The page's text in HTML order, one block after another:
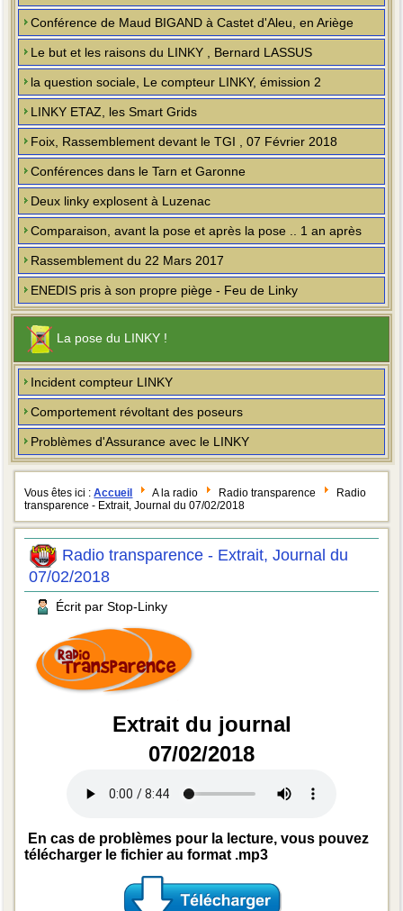
Conférence de Maud BIGAND à Castet d'Aleu, en Ariège
Le but et les raisons du LINKY , Bernard LASSUS
la question sociale, Le compteur LINKY, émission 2
LINKY ETAZ, les Smart Grids
Foix, Rassemblement devant le TGI , 07 Février 2018
Conférences dans le Tarn et Garonne
Deux linky explosent à Luzenac
Comparaison, avant la pose et après la pose .. 1 an après
Rassemblement du 22 Mars 2017
ENEDIS pris à son propre piège - Feu de Linky
La pose du LINKY !
Incident compteur LINKY
Comportement révoltant des poseurs
Problèmes d'Assurance avec le LINKY
Vous êtes ici :Accueil A la radio Radio transparence
Radio
transparence - Extrait, Journal du 07/02/2018
Radio transparence - Extrait, Journal du
07/02/2018
Écrit par Stop-Linky
Extrait du journal
07/02/2018
En cas de problèmes pour la lecture, vous pouvez
télécharger le fichier au format .mp3